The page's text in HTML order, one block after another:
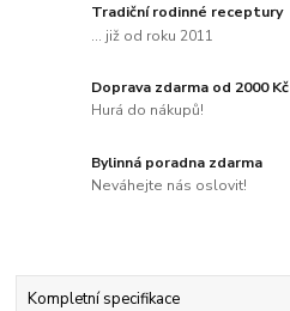
Tradiční rodinné receptury
... již od roku 2011
Doprava zdarma od 2000 Kč
Hurá do nákupů!
Bylinná poradna zdarma
Neváhejte nás oslovit!
Kompletní specifikace